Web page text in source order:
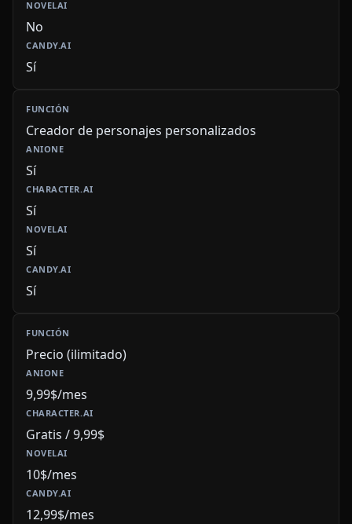
No
Sí
Creador de personajes personalizados
Sí
Sí
Sí
Sí
Precio (ilimitado)
9,99$/mes
Gratis / 9,99$
10$/mes
12,99$/mes